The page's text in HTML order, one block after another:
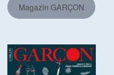
Magazin GARÇON